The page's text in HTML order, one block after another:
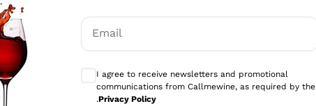
Email
I agree to receive newsletters and promotional
communications from Callmewine, as required by the
.Privacy Policy